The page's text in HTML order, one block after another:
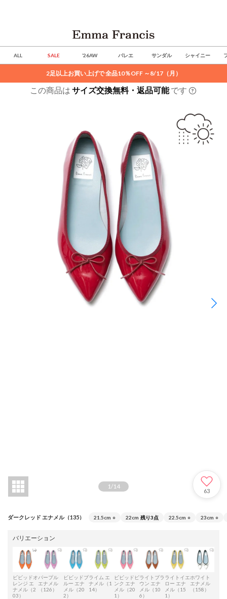
ALL SALE ’26AW バレエ サンダル シャイニー
2足以上お買い上げで 全品10％OFF ～8/17（月）
この商品は サイズ交換無料・返品可能です
1 /14
63
ダークレッド エナメル（135） 21.5cm ○ 22cm 残り3点 22.5cm ○ 23cm ○
バリエーション
ビビッドオ
レンジ エ
ナメル（2
03）
パープル
エナメル
（126）
ビビッドブ
ルー エナ
メル（20
2）
ライム エ
ナメル（1
14）
ビビッドピ
ンク エナ
メル（20
1）
ライトブラ
ウン エナ
メル（10
6）
ライトイエ
ロー エナ
メル（15
1）
ホワイト
エナメル
（158）